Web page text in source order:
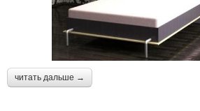
читать дальше →